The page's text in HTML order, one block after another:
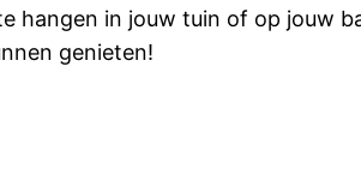
hangen in jouw tuin of op jouw
genieten!